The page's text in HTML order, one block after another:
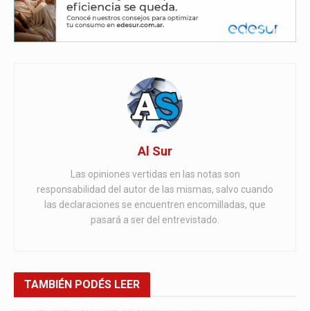
Al Sur
Las opiniones vertidas en las notas son
responsabilidad del autor de las mismas, salvo cuando
las declaraciones se encuentren encomilladas, que
pasará a ser del entrevistado.
TAMBIÉN PODÉS LEER